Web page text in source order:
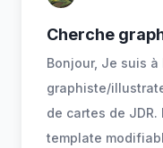
Cherche
Bonjour, Je suis
graphiste/
de cartes de
template